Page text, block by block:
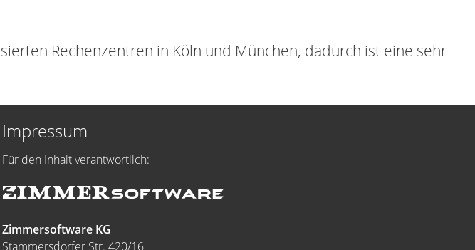
Rechenzentren in Köln und München, dadurch ist eine sehr
Impressum
Für den Inhalt verantwortlich:
Zimmersoftware KG
Stammersdorfer Str. 420/16